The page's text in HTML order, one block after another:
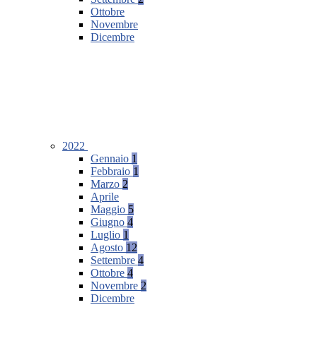
Ottobre
Novembre
Dicembre
2022
Gennaio 1
Febbraio 1
Marzo 2
Aprile
Maggio 5
Giugno 4
Luglio 1
Agosto 12
Settembre 4
Ottobre 4
Novembre 2
Dicembre